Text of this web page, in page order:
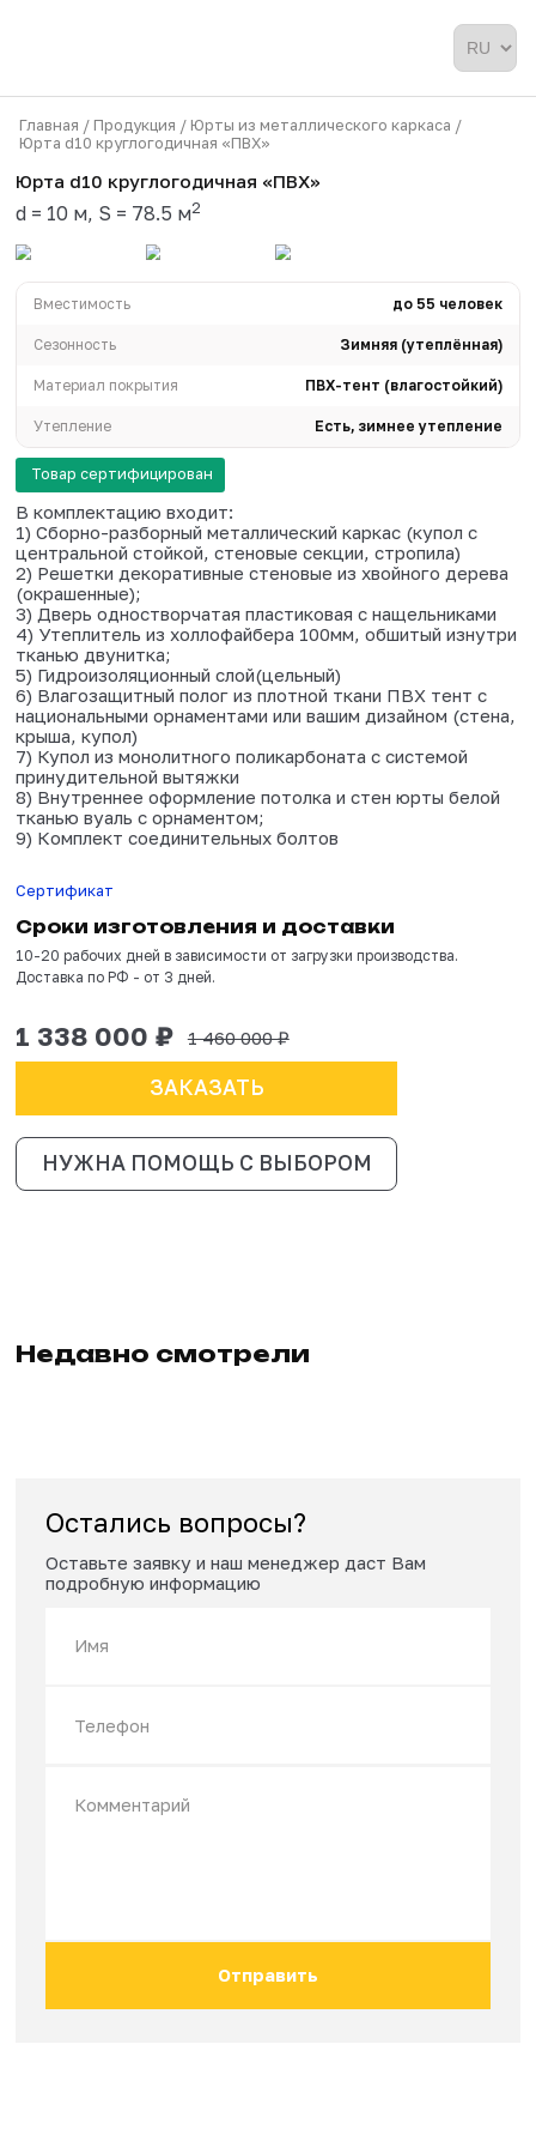
Главная / Продукция / Юрты из металлического
Юрта d10 круглогодичная «ПВХ»
Юрта d10 круглогодичная «ПВХ»
d = 10 м, S = 78.5 м
Вместимость до
Сезонность Зимняя
Материал покрытия
Утепление Есть, зимнее
Товар сертифицирован
В комплектацию входит:
1) Сборно-разборный металлический каркас
центральной стойкой, стеновые секции,
2) Решетки декоративные стеновые из
(окрашенные);
3) Дверь одностворчатая пластиковая с
4) Утеплитель из холлофайбера 100мм,
тканью двунитка;
5) Гидроизоляционный слой(цельный)
национальными орнаментами или вашим
крыша, купол)
7) Купол из монолитного поликарбоната с
принудительной вытяжки
тканью вуаль с орнаментом;
9) Комплект соединительных болтов
Сертификат
Сроки изготовления и доставки
10-20 рабочих дней в зависимости от загрузки
ЗАКАЗАТЬ
подробную информацию